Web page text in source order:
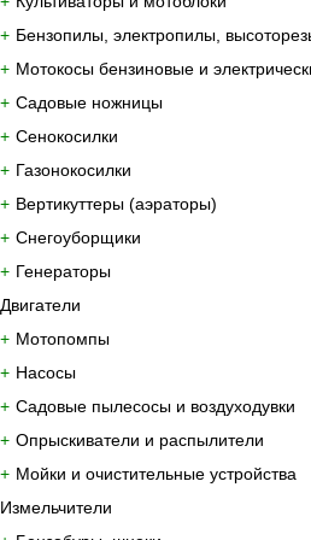
Бензопилы, электропилы,
Мотокосы бензиновые и
Садовые ножницы
Сенокосилки
Газонокосилки
Вертикуттеры (аэраторы)
Снегоуборщики
Генераторы
Двигатели
Мотопомпы
Насосы
Садовые пылесосы и воздуходувки
Опрыскиватели и распылители
Мойки и очистительные устройства
Измельчители